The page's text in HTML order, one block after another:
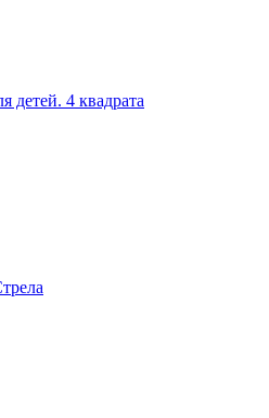
детей. 4 квадрата